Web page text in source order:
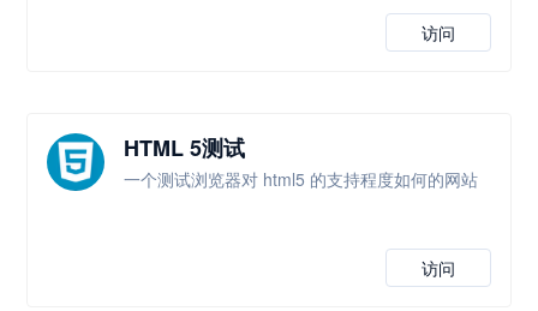
访问
HTML 5测试
一个测试浏览器对 html5 的支持程度如何的网站
访问